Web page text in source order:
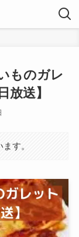
ものガレ
放送】
す。